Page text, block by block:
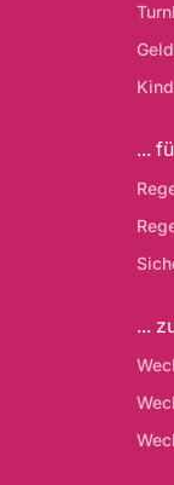
...
...